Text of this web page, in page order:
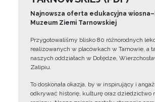
Najnowsza oferta edukacyjna
Muzeum Ziemi Tarnowskiej
Przygotowaliśmy blisko 80 różnorodnych
realizowanych w placówkach w Tarnowie, a
naszych oddziałach w Dołędze,
Zalipiu.
To doskonała okazja, by w inspirujący i
odkrywać historię, kulturę oraz dziedzictwo